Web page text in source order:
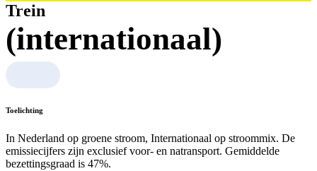
Trein
(internationaal)
Toelichting
In Nederland op groene stroom, Internationaal op stroommix. De
emissiecijfers zijn exclusief voor- en natransport. Gemiddelde
bezettingsgraad is 47%.